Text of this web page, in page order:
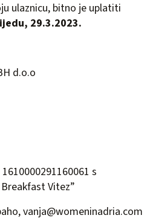
ulaznicu, bitno je uplatiti
29.3.2023.
d.o.o
s
Vitez”
vanja@womeninadria.com